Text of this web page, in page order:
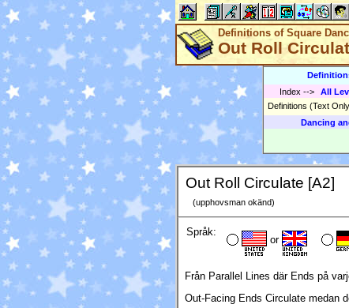
Definitions of Square
Out Roll
Index --> All
Definitions (Text
Dancing
Out Roll Circulate [A2]
(upphovsman okänd)
Språk:
or
Från Parallel Lines där Ends på
Out-Facing Ends Circulate medan